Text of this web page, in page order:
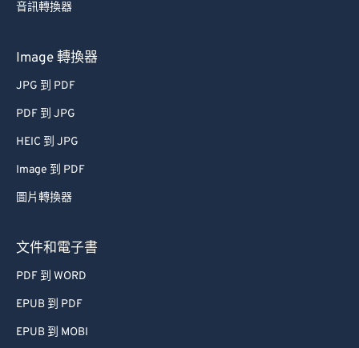
音訊轉換器
Image 轉換器
JPG 到 PDF
PDF 到 JPG
HEIC 到 JPG
Image 到 PDF
圖片轉換器
文件和電子書
PDF 到 WORD
EPUB 到 PDF
EPUB 到 MOBI